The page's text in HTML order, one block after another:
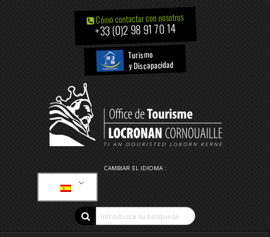
Cómo contactar con nosotros
+33 (0)2 98 91 70 14
Turismo
y Discapacidad
CAMBIAR EL IDIOMA :